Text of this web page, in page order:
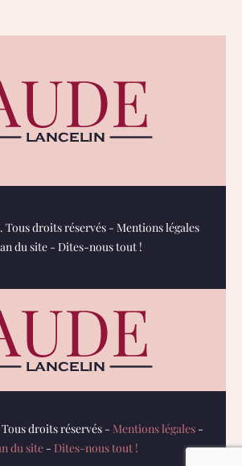
Tous droits réservés - Mentions légales
du site- Dites-nous tout !
droits réservés - Mentions légales-
du site- Dites-nous tout !